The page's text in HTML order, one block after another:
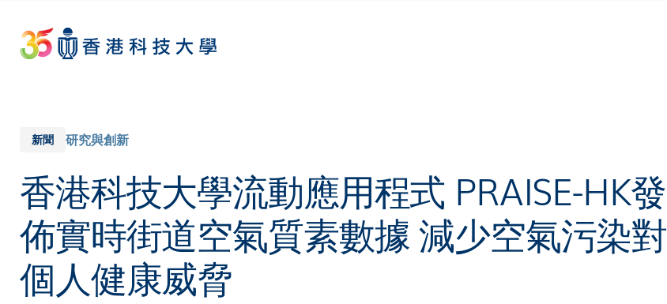
main
content
新聞 研究與創新
香港科技大學流動應用程式 PRAISE-HK發
佈實時街道空氣質素數據 減少空氣污染對
個人健康威脅